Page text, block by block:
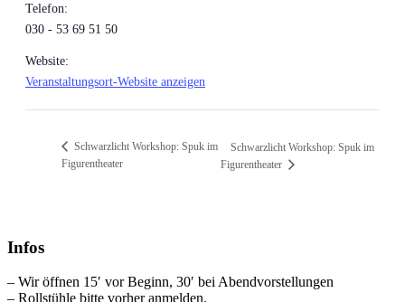
Telefon:
030 - 53 69 51 50
Website:
Veranstaltungsort-Website anzeigen
Schwarzlicht Workshop: Spuk im
Figurentheater
Schwarzlicht Workshop: Spuk im
Figurentheater
Infos
– Wir öffnen 15′ vor Beginn, 30′ bei Abendvorstellungen
– Rollstühle bitte vorher anmelden.